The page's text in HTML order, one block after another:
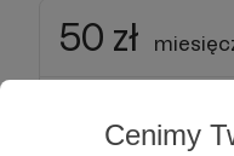
Cenimy
50 zł
otrzymają ode